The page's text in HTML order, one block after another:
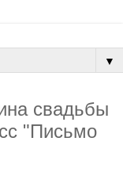
▼
свадьбы
"Письмо